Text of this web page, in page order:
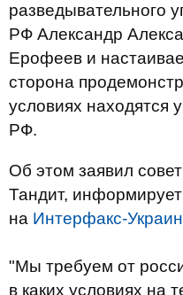
разведывательного
РФ Александр
Ерофеев и
сторона
условиях находятся
РФ.
Об этом заявил
Тандит, информирует
на Интерфакс-
"Мы требуем от
в каких условиях на